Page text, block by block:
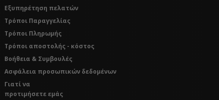
Εξυπηρέτηση πελατών
Τρόποι Παραγγελίας
Τρόποι Πληρωμής
Τρόποι αποστολής - κόστος
Βοήθεια & Συμβουλές
Ασφάλεια προσωπικών δεδομένων
Γιατί να
προτιμήσετε εμάς